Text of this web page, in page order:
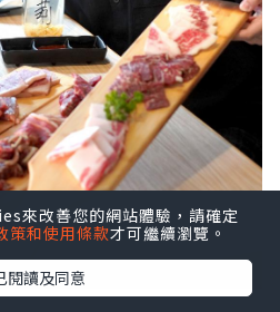
來改善您的網站體驗，請確定
策和使用條款才可繼續瀏覽。
閱讀及同意